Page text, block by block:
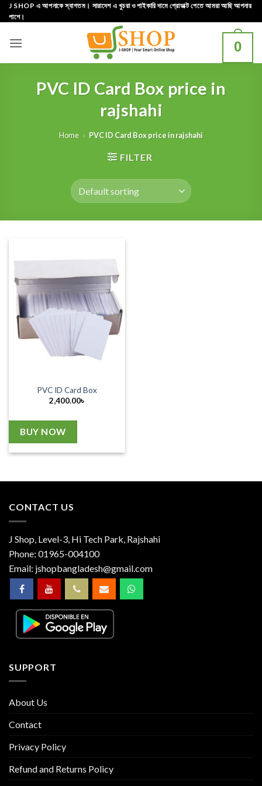
Skip
to
J SHOP এ আপনাকে স্বাগতম। সারাদেশ এ খুচরা ও পাইকারি দামে প্রোডাক্ট পেতে আমরা আছি আপনার
পাশে।
0
PVC ID Card Box price in
rajshahi
Home » PVC ID Card Box price in rajshahi
FILTER
PVC ID Card Box
2,400.00৳
BUY NOW
CONTACT US
J Shop, Level-3, Hi Tech Park, Rajshahi
Phone: 01965-004100
Email: jshopbangladesh@gmail.com
SUPPORT
About Us
Contact
Privacy Policy
Refund and Returns Policy